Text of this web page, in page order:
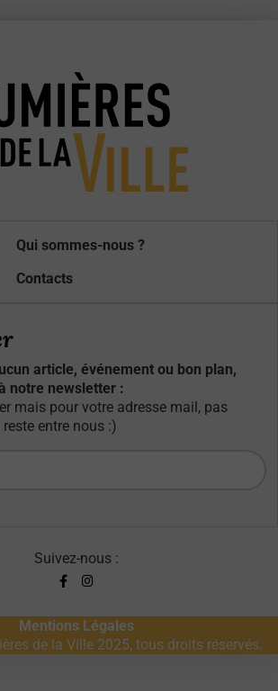
Qui sommes-nous ?
Contacts
article, événement ou bon plan,
notre newsletter :
mais pour votre adresse mail, pas
reste entre nous :)
Suivez-nous :
Mentions Légales
de la Ville 2025, tous droits réservés.